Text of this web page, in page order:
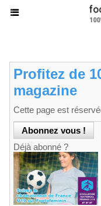
Profitez de
magazine
Cette page est
Déjà abonné ?